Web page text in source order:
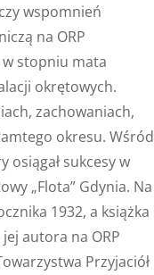
wspomnień
na ORP
w stopniu mata
okrętowych.
zachowaniach,
okresu. Wśród
sukcesy w
„Flota” Gdynia. Na
1932, a książka
autora na ORP
Przyjaciół